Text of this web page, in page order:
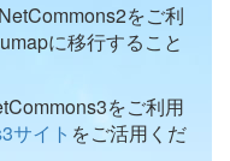
をご利
に移行すること
をご利用
サイト をご活用くだ